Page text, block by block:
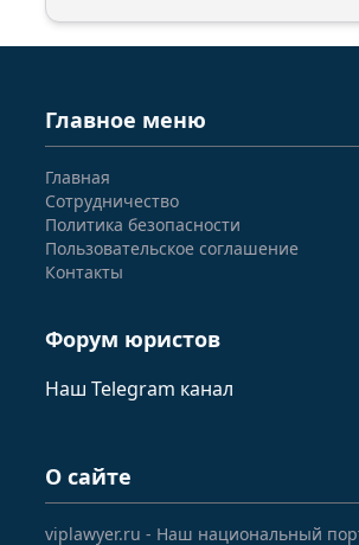
Главное меню
Главная
Сотрудничество
Политика безопасности
Пользовательское соглашение
Контакты
Форум юристов
Наш Telegram канал
О сайте
viplawyer.ru - Наш национальный